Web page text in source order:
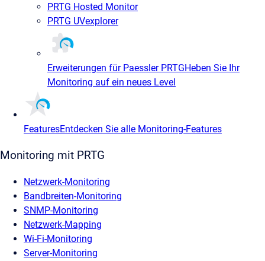
PRTG Hosted Monitor
PRTG UVexplorer
Erweiterungen für Paessler PRTGHeben Sie Ihr
Monitoring auf ein neues Level
FeaturesEntdecken Sie alle Monitoring-Features
Monitoring mit PRTG
Netzwerk-Monitoring
Bandbreiten-Monitoring
SNMP-Monitoring
Netzwerk-Mapping
Wi-Fi-Monitoring
Server-Monitoring